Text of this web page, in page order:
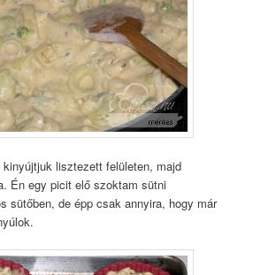
lisztezett felületen, majd
Én egy picit elő szoktam sütni
sütőben, de épp csak annyira, hogy már